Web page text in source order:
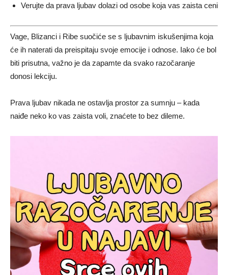
Verujte da prava ljubav dolazi od osobe koja vas zaista ceni
Vage, Blizanci i Ribe suočiće se s ljubavnim iskušenjima koja
će ih naterati da preispitaju svoje emocije i odnose. Iako će bol
biti prisutna, važno je da zapamte da svako razočaranje
donosi lekciju.
Prava ljubav nikada ne ostavlja prostor za sumnju – kada
naiđe neko ko vas zaista voli, znaćete to bez dileme.